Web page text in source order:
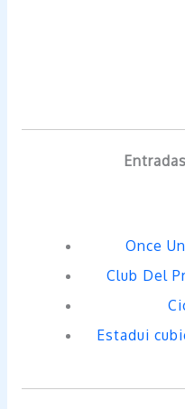
Once
Club Del
Estadui